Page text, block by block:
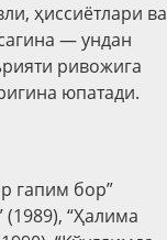
ҳиссиётлари ва
— ундан
ривожига
юпатади.
гапим бор”
(1989), “Ҳалима